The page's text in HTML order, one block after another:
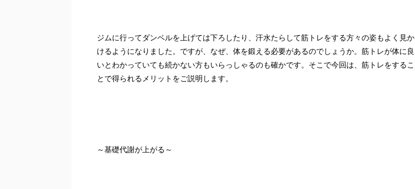
ジムに行ってダンベルを上げては下ろしたり、汗水たらして筋トレをする方々の姿もよく見か
けるようになりました。ですが、なぜ、体を鍛える必要があるのでしょうか。筋トレが体に良
いとわかっていても続かない方もいらっしゃるのも確かです。そこで今回は、筋トレをするこ
とで得られるメリットをご説明します。
～基礎代謝が上がる～